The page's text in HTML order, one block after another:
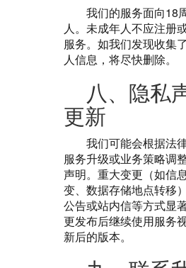
我们的服务面向18
人。未成年人不应注册
服务。如我们发现收集
人信息，将尽快删除。
八、隐私
更新
我们可能会根据法
服务升级或业务策略调
声明。重大变更（如信
变、数据存储地点转移
公告或站内信等方式显
更发布后继续使用服务
新后的版本。